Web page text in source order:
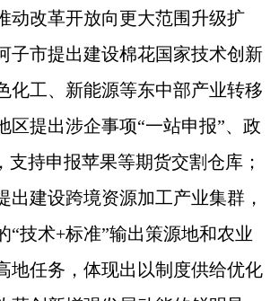
动改革开放向更大范围升级扩
子市提出建设棉花国家技术创新
化工、新能源等东中部产业转移
区提出涉企事项“一站申报”、政
支持申报苹果等期货交割仓库；
出建设跨境资源加工产业集群，
“技术+标准”输出策源地和农业
地任务，体现出以制度供给优化